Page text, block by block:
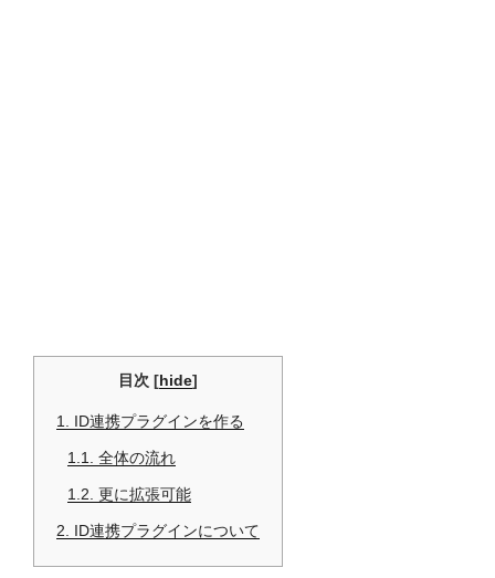
目次 [hide]
1. ID連携プラグインを作る
1.1. 全体の流れ
1.2. 更に拡張可能
2. ID連携プラグインについて